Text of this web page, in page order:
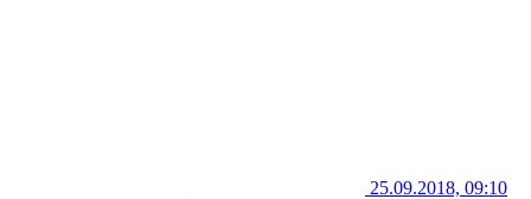
25.09.2018, 09:10